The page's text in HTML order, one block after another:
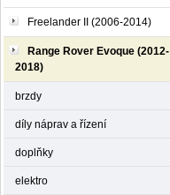
Freelander II (2006-2014)
Range Rover Evoque (2012-
2018)
brzdy
díly náprav a řízení
doplňky
elektro